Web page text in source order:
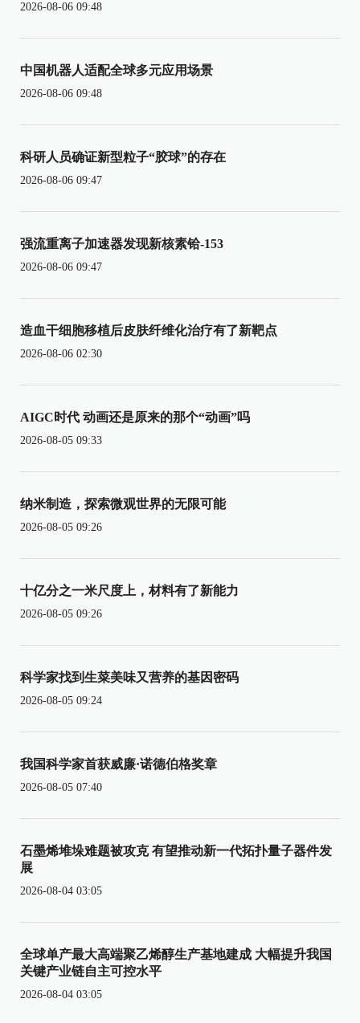
2026-08-06 09:48
中国机器人适配全球多元应用场景
2026-08-06 09:48
科研人员确证新型粒子“胶球”的存在
2026-08-06 09:47
强流重离子加速器发现新核素铪-153
2026-08-06 09:47
造血干细胞移植后皮肤纤维化治疗有了新靶点
2026-08-06 02:30
AIGC时代 动画还是原来的那个“动画”吗
2026-08-05 09:33
纳米制造，探索微观世界的无限可能
2026-08-05 09:26
十亿分之一米尺度上，材料有了新能力
2026-08-05 09:26
科学家找到生菜美味又营养的基因密码
2026-08-05 09:24
我国科学家首获威廉·诺德伯格奖章
2026-08-05 07:40
石墨烯堆垛难题被攻克 有望推动新一代拓扑量子器件发
展
2026-08-04 03:05
全球单产最大高端聚乙烯醇生产基地建成 大幅提升我国
关键产业链自主可控水平
2026-08-04 03:05